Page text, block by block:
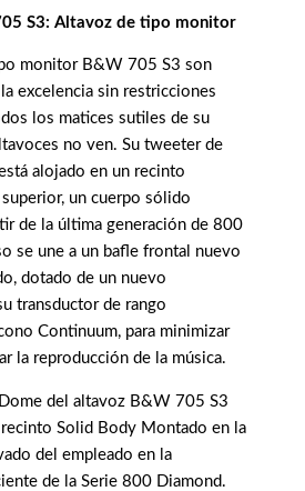
S3: Altavoz de tipo monitor
monitor B&W 705 S3 son
excelencia sin restricciones
los matices sutiles de su
no ven. Su tweeter de
alojado en un recinto
un cuerpo sólido
de la última generación de 800
se une a un bafle frontal nuevo
dotado de un nuevo
transductor de rango
Continuum, para minimizar
la reproducción de la música.
del altavoz B&W 705 S3
Solid Body Montado en la
del empleado en la
de la Serie 800 Diamond.